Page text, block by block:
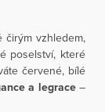
čirým vzhledem,
poselství, které
červené, bílé
a legrace–